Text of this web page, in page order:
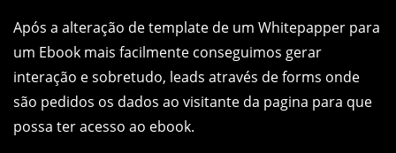
Após a alteração de template de um Whitepapper para
um Ebook mais facilmente conseguimos gerar
interação e sobretudo, leads através de forms onde
são pedidos os dados ao visitante da pagina para que
possa ter acesso ao ebook.